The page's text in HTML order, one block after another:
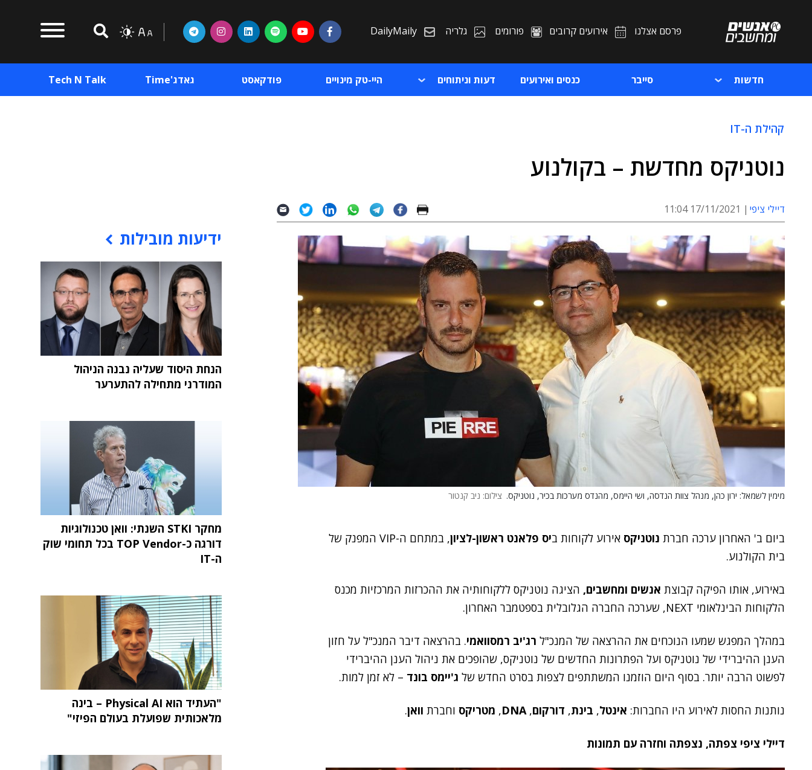
פרסם אצלנו אירועים קרובים פורומים גלריה DailyMaily
חדשות סייבר כנסים ואירועים דעות וניתוחים היי-טק מינויים פודקאסט גאדג'Time Tech N Talk
קהילת ה-IT
נוטניקס מחדשת – בקולנוע
דיילי ציפי 17/11/2021 11:04
מימין לשמאל: ירון כהן, מנהל צוות הנדסה, ושי היימס, מהנדס מערכות בכיר, נוטניקס. צילום: ניב קנטור
ביום ב' האחרון ערכה חברת נוטניקס אירוע לקוחות ביס פלאנט ראשון-לציון
, במתחם ה-VIP המפנק של
בית הקולנוע.
באירוע, אותו הפיקה קבוצת אנשים ומחשבים, הציגה נוטניקס ללקוחותיה את ההכרזות המרכזיות מכנס
הלקוחות הבינלאומי NEXT, שערכה החברה הגלובלית בספטמבר האחרון.
במהלך המפגש שמעו הנוכחים את ההרצאה של המנכ"ל רג'יב רמסוואמי. בהרצאה דיבר המנכ"ל על חזון
הענן ההיברידי של נוטניקס ועל הפתרונות החדשים של נוטניקס, שהופכים את ניהול הענן ההיברידי
לפשוט הרבה יותר. בסוף היום הוזמנו המשתתפים לצפות בסרט החדש של ג'יימס בונד – לא זמן למות.
נותנות החסות לאירוע היו החברות: אינטל, בינת, דורקום,
DNA
, מטריקס וחברת וואן.
דיילי ציפי צפתה, נצפתה וחזרה עם תמונות
ידיעות מובילות
הנחת היסוד שעליה נבנה הניהול
המודרני מתחילה להתערער
מחקר STKI השנתי: וואן טכנולוגיות
דורגה כ-TOP Vendor בכל תחומי שוק
ה-IT
"העתיד הוא Physical AI – בינה
מלאכותית שפועלת בעולם הפיזי"